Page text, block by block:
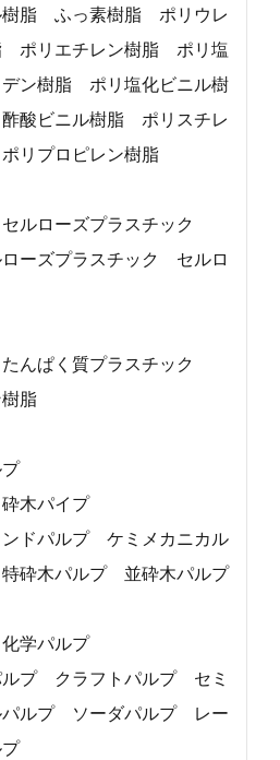
樹脂 ふっ素樹脂 ポリウレ
ポリエチレン樹脂 ポリ塩
デン樹脂 ポリ塩化ビニル樹
酸ビニル樹脂 ポリスチレ
リプロピレン樹脂
ルローズプラスチック
ーズプラスチック セルロ
んぱく質プラスチック
脂
木パイプ
ンドパルプ ケミメカニカル
砕木パルプ 並砕木パルプ
学パルプ
ルプ クラフトパルプ セミ
パルプ ソーダパルプ レー